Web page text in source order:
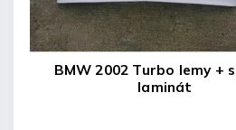
BMW 2002 Turbo lemy + spoiler
laminát